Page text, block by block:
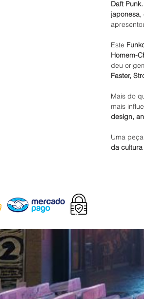
Daft
japonesa,
Este
Homem-
deu
Faster,
Mais do
mais
design,
Uma
da